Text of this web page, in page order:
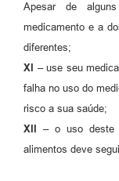
Apesar de
medicamento e a
diferentes;
XI –use seu
falha no uso do
risco a sua saúde;
XII –o uso deste
alimentos deve